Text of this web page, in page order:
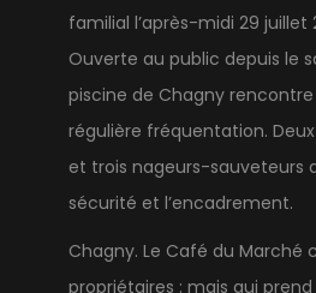
familial l’après-midi 29 juillet
Ouverte au public depuis le
piscine de Chagny
régulière fréquentation.
et trois nageurs-sauveteurs
sécurité et l’encadrement.
Chagny. Le Café du Marché
propriétaires : mais qui